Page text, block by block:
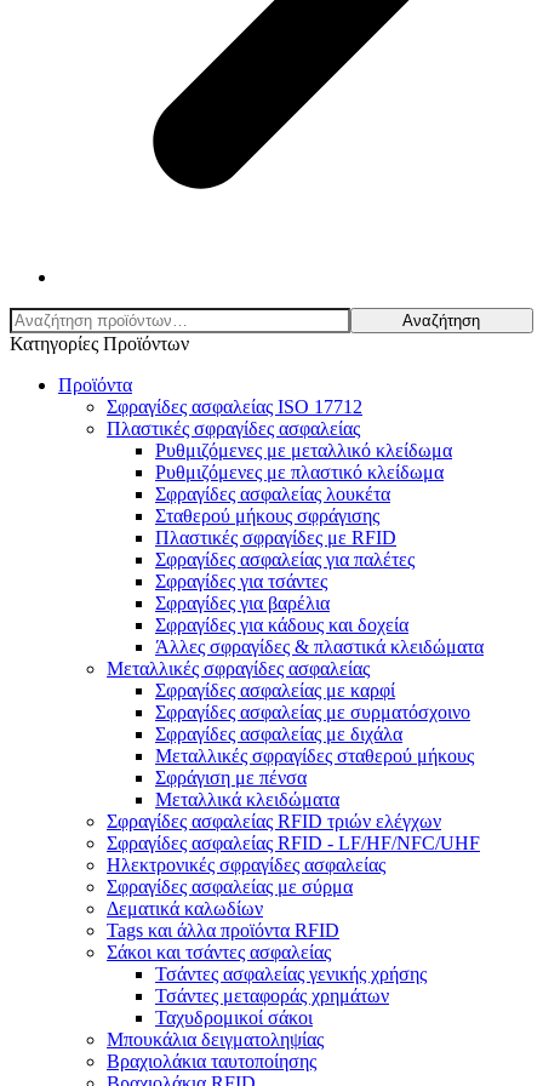
Αναζήτηση
για:
Αναζήτηση
Κατηγορίες Προϊόντων
Προϊόντα
Σφραγίδες ασφαλείας ISO 17712
Πλαστικές σφραγίδες ασφαλείας
Ρυθμιζόμενες με μεταλλικό κλείδωμα
Ρυθμιζόμενες με πλαστικό κλείδωμα
Σφραγίδες ασφαλείας λουκέτα
Σταθερού μήκους σφράγισης
Πλαστικές σφραγίδες με RFID
Σφραγίδες ασφαλείας για παλέτες
Σφραγίδες για τσάντες
Σφραγίδες για βαρέλια
Σφραγίδες για κάδους και δοχεία
Άλλες σφραγίδες & πλαστικά κλειδώματα
Μεταλλικές σφραγίδες ασφαλείας
Σφραγίδες ασφαλείας με καρφί
Σφραγίδες ασφαλείας με συρματόσχοινο
Σφραγίδες ασφαλείας με διχάλα
Μεταλλικές σφραγίδες σταθερού μήκους
Σφράγιση με πένσα
Μεταλλικά κλειδώματα
Σφραγίδες ασφαλείας RFID τριών ελέγχων
Σφραγίδες ασφαλείας RFID - LF/HF/NFC/UHF
Ηλεκτρονικές σφραγίδες ασφαλείας
Σφραγίδες ασφαλείας με σύρμα
Δεματικά καλωδίων
Tags και άλλα προϊόντα RFID
Σάκοι και τσάντες ασφαλείας
Τσάντες ασφαλείας γενικής χρήσης
Τσάντες μεταφοράς χρημάτων
Ταχυδρομικοί σάκοι
Μπουκάλια δειγματοληψίας
Βραχιολάκια ταυτοποίησης